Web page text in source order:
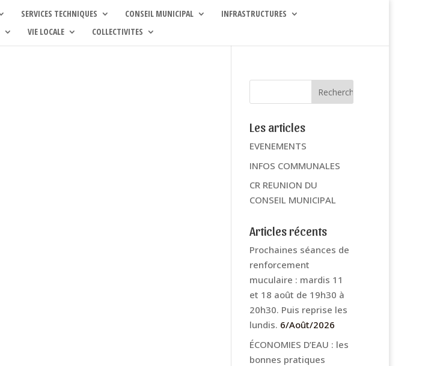
SERVICES TECHNIQUES CONSEIL MUNICIPAL
INFRASTRUCTURES
VIE LOCALE COLLECTIVITES
Les articles
EVENEMENTS
INFOS COMMUNALES
CR REUNION DU
CONSEIL MUNICIPAL
Articles récents
Prochaines séances de
renforcement
muculaire : mardis 11
et 18 août de 19h30 à
20h30. Puis reprise les
lundis. 6/Août/2026
ÉCONOMIES D’EAU : les
bonnes pratiques